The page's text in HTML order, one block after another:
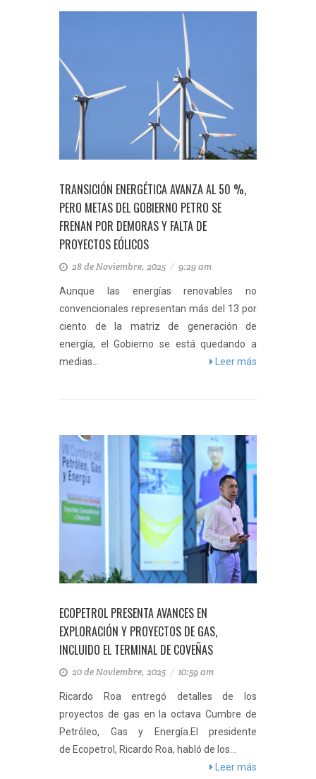
TRANSICIÓN ENERGÉTICA AVANZA AL 50 %,
PERO METAS DEL GOBIERNO PETRO SE
FRENAN POR DEMORAS Y FALTA DE
PROYECTOS EÓLICOS
28 de Noviembre, 2025 / 9:29 am
Aunque las energías renovables no
convencionales representan más del 13 por
ciento de la matriz de generación de
energía, el Gobierno se está quedando a
medias...
Leer más
ECOPETROL PRESENTA AVANCES EN
EXPLORACIÓN Y PROYECTOS DE GAS,
INCLUIDO EL TERMINAL DE COVEÑAS
20 de Noviembre, 2025 / 10:59 am
Ricardo Roa entregó detalles de los
proyectos de gas en la octava Cumbre de
Petróleo, Gas y Energía.El presidente
de Ecopetrol, Ricardo Roa, habló de los...
Leer más